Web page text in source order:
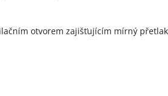
otvorem zajišťujícím mírný